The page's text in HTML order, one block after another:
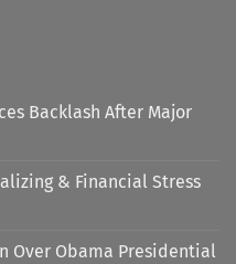
Backlash After Major
& Financial Stress
Over Obama Presidential